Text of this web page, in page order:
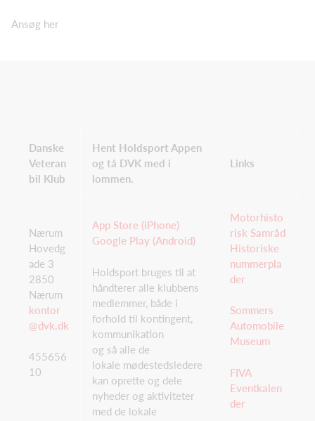
Ansøg her
Danske
Veteran
bil Klub
Hent Holdsport Appen
og tá DVK med i
lommen.
Links
Nærum
Hovedg
ade 3
2850
Nærum
kontor
@dvk.dk
455656
10
App Store (iPhone)
Google Play (Android)
Holdsport bruges til at
håndterer alle klubbens
medlemmer, både i
forhold til kontingent,
kommunikation
og så alle de
lokale mødestedsledere
kan oprette og dele
nyheder og aktiviteter
med de lokale
Motorhisto
risk Samråd
Historiske
nummerpla
der
Sommers
Automobile
Museum
FIVA
Eventkalen
der